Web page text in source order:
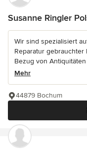
Susanne Ringler
Wir sind spezialisiert
Reparatur gebrauchter
Bezug von Antiquitäten
Mehr
44879 Bochum